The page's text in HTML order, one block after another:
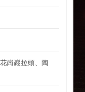
崗巖拉頭、陶